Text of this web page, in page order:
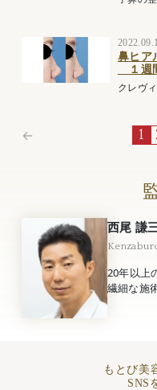
鼻ヒア
１週
クレヴ
← 1
西尾 謙
20年以上
繊細な施
もとび美
SNS